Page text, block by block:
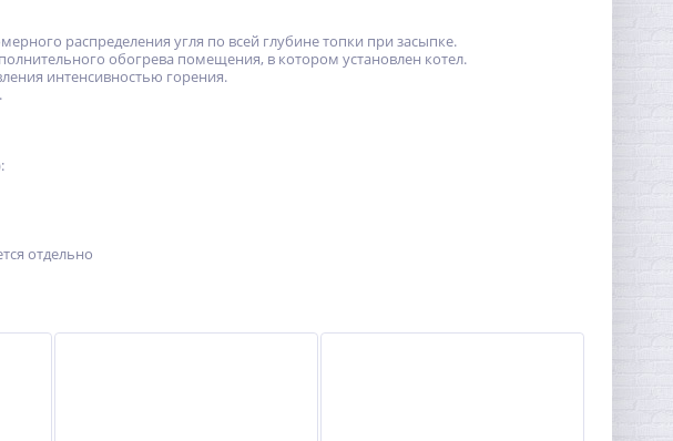
распределения угля по всей глубине топки при засыпке.
обогрева помещения, в котором установлен котел.
интенсивностью горения.
отдельно